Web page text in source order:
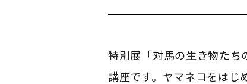
特別展「対馬の生き物たち
講座です。ヤマネコをはじ